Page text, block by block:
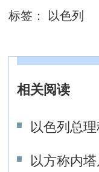
标签： 以色列
相关阅读
以色列总
以方称内